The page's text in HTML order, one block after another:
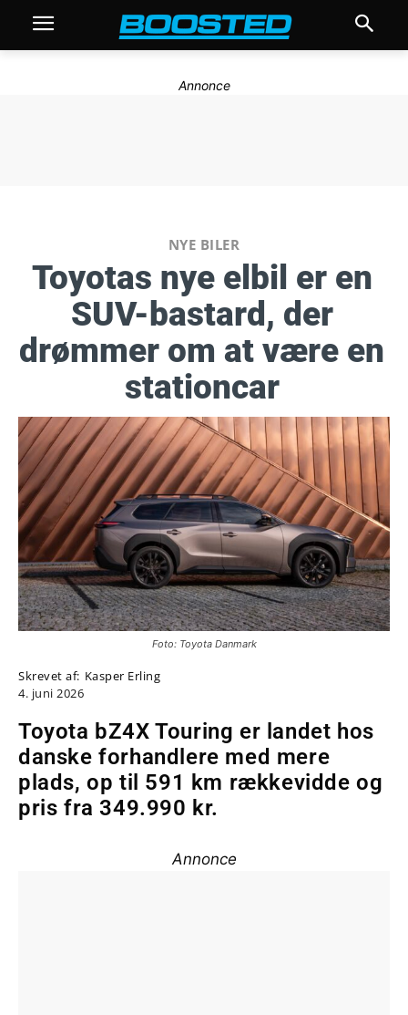
Annonce
NYE BILER
Toyotas nye elbil er en
SUV-bastard, der
drømmer om at være en
stationcar
Foto: Toyota Danmark
Skrevet af: Kasper Erling
4. juni 2026
Toyota bZ4X Touring er landet hos
danske forhandlere med mere
plads, op til 591 km rækkevidde og
pris fra 349.990 kr.
Annonce